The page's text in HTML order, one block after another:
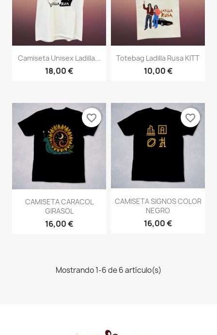
Camiseta Unisex Ladilla...
18,00 €
Totebag Ladilla Rusa KITT
10,00 €
CAMISETA CARACOL
GIRASOL
16,00 €
favorite_border
CAMISETA SIGNOS COLOR
NEGRO
16,00 €
favorite_border
Mostrando 1-6 de 6 artículo(s)